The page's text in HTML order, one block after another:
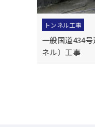
トンネル工事
一般国道434
ネル）工事